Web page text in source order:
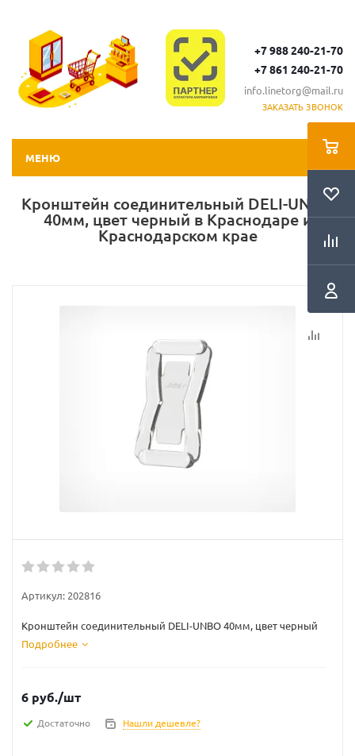
+7 988 240-21-70
+7 861 240-21-70
info.linetorg@mail.ru
ЗАКАЗАТЬ ЗВОНОК
МЕНЮ
Кронштейн соединительный DELI-UNBO
40мм, цвет черный в Краснодаре и
Краснодарском крае
Артикул: 202816
Кронштейн соединительный DELI-UNBO 40мм, цвет черный
Подробнее
6 руб./шт
Достаточно Нашли дешевле?